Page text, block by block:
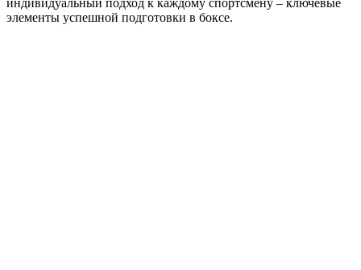
индивидуальный подход к каждому спортсмену – ключевые
элементы успешной подготовки в боксе.